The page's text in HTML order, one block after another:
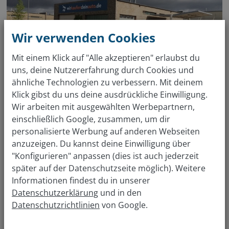
Professioneller Autoverkauf in Aachen
Wer einen Autoankauf in Aachen sucht, muss sich auf
eine lange Käufersuche einstellen. Aachen ist als
Mitglied der Arbeitsgemeinschaft fußgänger- und
fahrradfreundlicher Städte, Gemeinden und Kreise in
Nordrhein-Westfalen für Fahrradfahrer oder Fußgänger
attraktiv. Das macht den Autoverkauf in Aachen
deutlich schwieriger. Unterstützung erhältst du in
unserer wirkaufendeinauto.de Filiale in deiner Nähe.
Wir verwenden Cookies
Mit einem Klick auf "Alle akzeptieren" erlaubst du
uns, deine Nutzererfahrung durch Cookies und
ähnliche Technologien zu verbessern. Mit deinem
Klick gibst du uns deine ausdrückliche Einwilligung.
Wir arbeiten mit ausgewählten Werbepartnern,
einschließlich Google, zusammen, um dir
personalisierte Werbung auf anderen Webseiten
anzuzeigen. Du kannst deine Einwilligung über
"Konfigurieren" anpassen (dies ist auch jederzeit
später auf der Datenschutzseite möglich). Weitere
Informationen findest du in unserer
Datenschutzerklärung und in den
Datenschutzrichtlinien von Google.